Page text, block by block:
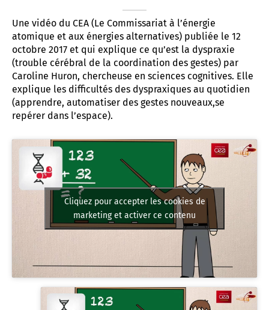
Une vidéo du CEA (Le Commissariat à l’énergie
atomique et aux énergies alternatives) publiée le 12
octobre 2017 et qui explique ce qu’est la dyspraxie
(trouble cérébral de la coordination des gestes) par
Caroline Huron, chercheuse en sciences cognitives. Elle
explique les difficultés des dyspraxiques au quotidien
(apprendre, automatiser des gestes nouveaux,se
repérer dans l’espace).
Cliquez pour accepter les cookies de
marketing et activer ce contenu
associatif
de référence APAJH
d’Abbeville
collège César Franck à Amiens
Lycée Edouard BRANLY à Amiens
Corbie
«Déficience Visuelle»
« dys »